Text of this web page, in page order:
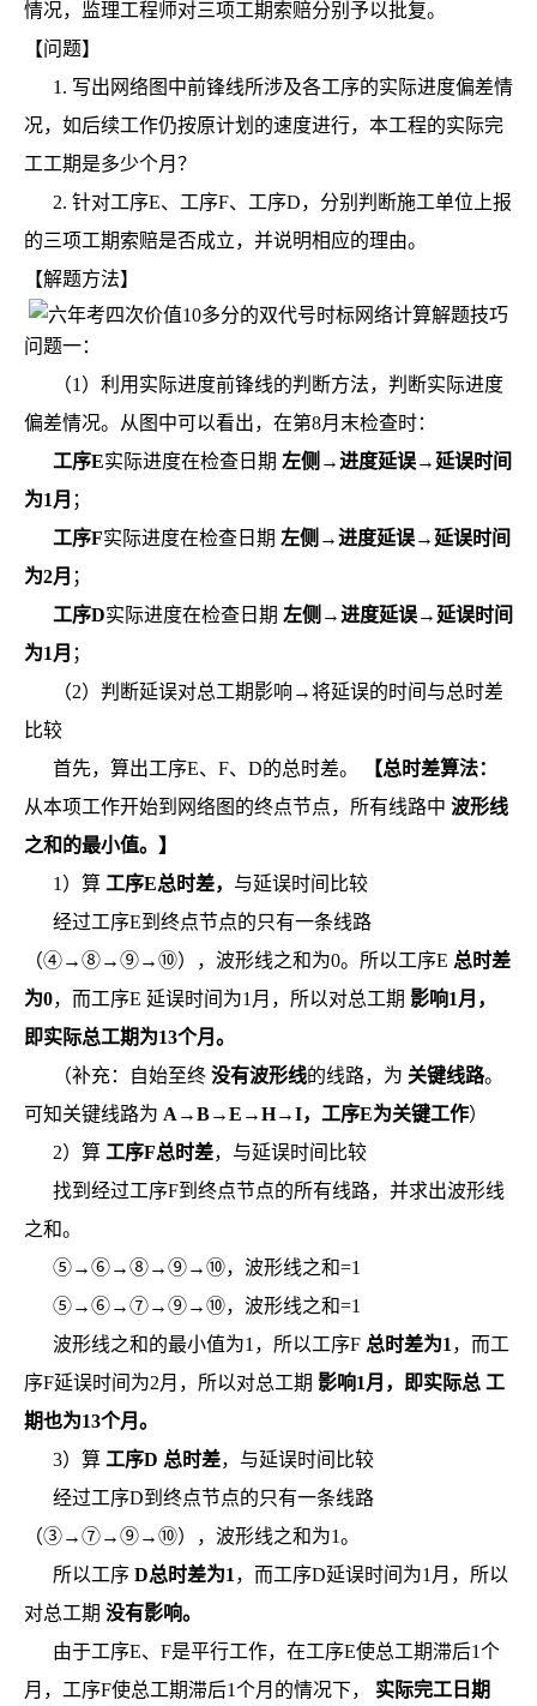
情况，监理工程师对三项工期索赔分别予以批复。
【问题】
1. 写出网络图中前锋线所涉及各工序的实际进度偏差情
况，如后续工作仍按原计划的速度进行，本工程的实际完
工工期是多少个月？
2. 针对工序E、工序F、工序D，分别判断施工单位上报
的三项工期索赔是否成立，并说明相应的理由。
【解题方法】
问题一：
（1）利用实际进度前锋线的判断方法，判断实际进度
偏差情况。从图中可以看出，在第8月末检查时：
工序E实际进度在检查日期 左侧→进度延误→延误时间
为1月 ；
工序F实际进度在检查日期 左侧→进度延误→延误时间
为2月 ；
工序D实际进度在检查日期 左侧→进度延误→延误时间
为1月 ；
（2）判断延误对总工期影响→将延误的时间与总时差
比较
首先，算出工序E、F、D的总时差。
【总时差算法：
从本项工作开始到网络图的终点节点，所有线路中 波形线
之和的最小值。】
1）算 工序E总时差， 与延误时间比较
经过工序E到终点节点的只有一条线路
（④→⑧→⑨→⑩），波形线之和为0。所以工序E 总时差
为0，而工序E 延误时间为1月，所以对总工期 影响1月，
即实际总工期为13个月。
（补充：自始至终 没有波形线的线路，为 关键线路。
可知关键线路为 A→B→E→H→I，工序E为关键工作）
2）算 工序F总时差，与延误时间比较
找到经过工序F到终点节点的所有线路，并求出波形线
之和。
⑤→⑥→⑧→⑨→⑩，波形线之和=1
⑤→⑥→⑦→⑨→⑩，波形线之和=1
波形线之和的最小值为1，所以工序F 总时差为1 ，而工
序F延误时间为2月，所以对总工期 影响1月，即实际总 工
期也为13个月。
3）算 工序D 总时差，与延误时间比较
经过工序D到终点节点的只有一条线路
（③→⑦→⑨→⑩），波形线之和为1。
所以工序 D总时差为1 ，而工序D延误时间为1月，所以
对总工期 没有影响。
由于工序E、F是平行工作，在工序E使总工期滞后1个
月，工序F使总工期滞后1个月的情况下， 实际完工日期